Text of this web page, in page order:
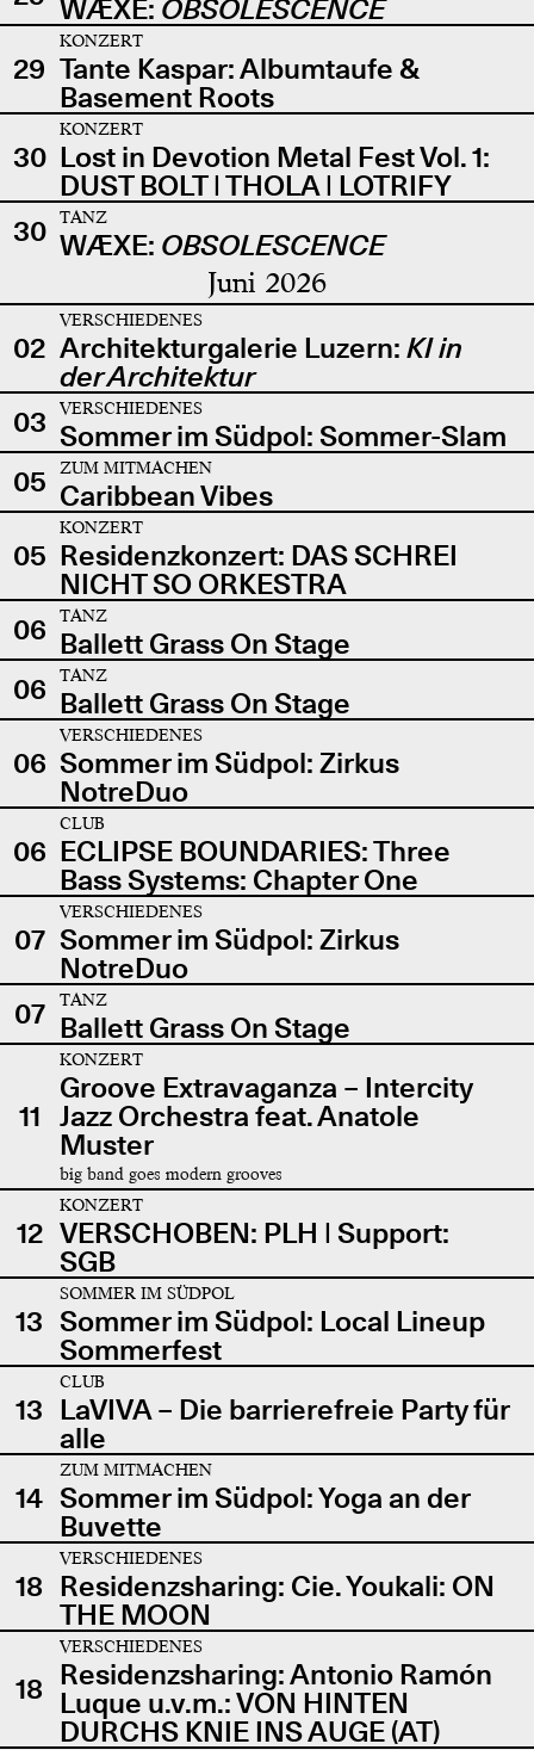
WÆXE: OBSOLESCENCE
29
KONZERT
Tante Kaspar: Albumtaufe &
Basement Roots
30
KONZERT
Lost in Devotion Metal Fest Vol. 1:
DUST BOLT | THOLA | LOTRIFY
30
TANZ
WÆXE: OBSOLESCENCE
Juni 2026
02
VERSCHIEDENES
Architekturgalerie Luzern: KI in
der Architektur
03
VERSCHIEDENES
Sommer im Südpol: Sommer-Slam
05
ZUM MITMACHEN
Caribbean Vibes
05
KONZERT
Residenzkonzert: DAS SCHREI
NICHT SO ORKESTRA
06
TANZ
Ballett Grass On Stage
06
TANZ
Ballett Grass On Stage
06
VERSCHIEDENES
Sommer im Südpol: Zirkus
NotreDuo
06
CLUB
ECLIPSE BOUNDARIES: Three
Bass Systems: Chapter One
07
VERSCHIEDENES
Sommer im Südpol: Zirkus
NotreDuo
07
TANZ
Ballett Grass On Stage
11
KONZERT
Groove Extravaganza – Intercity
Jazz Orchestra feat. Anatole
Muster
big band goes modern grooves
12
KONZERT
VERSCHOBEN: PLH | Support:
SGB
13
SOMMER IM SÜDPOL
Sommer im Südpol: Local Lineup
Sommerfest
13
CLUB
LaVIVA – Die barrierefreie Party für
alle
14
ZUM MITMACHEN
Sommer im Südpol: Yoga an der
Buvette
18
VERSCHIEDENES
Residenzsharing: Cie. Youkali: ON
THE MOON
18
VERSCHIEDENES
Residenzsharing: Antonio Ramón
Luque u.v.m.: VON HINTEN
DURCHS KNIE INS AUGE (AT)